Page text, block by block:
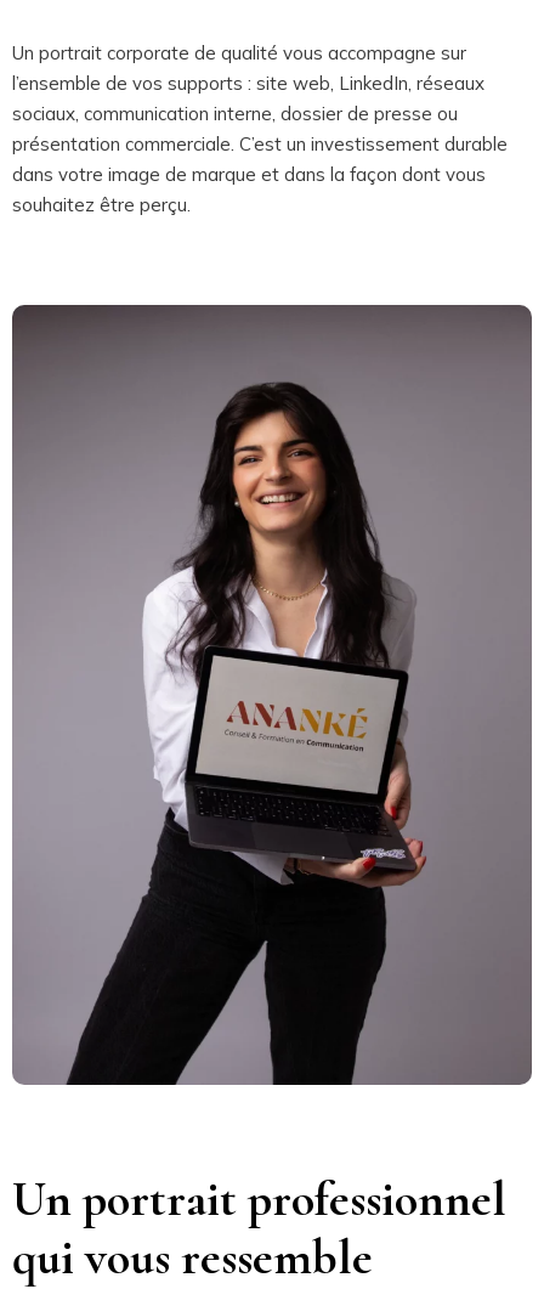
Un portrait corporate de qualité vous accompagne sur
l’ensemble de vos supports : site web, LinkedIn, réseaux
sociaux, communication interne, dossier de presse ou
présentation commerciale. C’est un investissement durable
dans votre image de marque et dans la façon dont vous
souhaitez être perçu.
Un portrait professionnel
qui vous ressemble